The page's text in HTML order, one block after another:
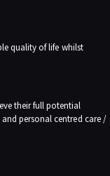
quality of life whilst
their full potential
personal centred care /